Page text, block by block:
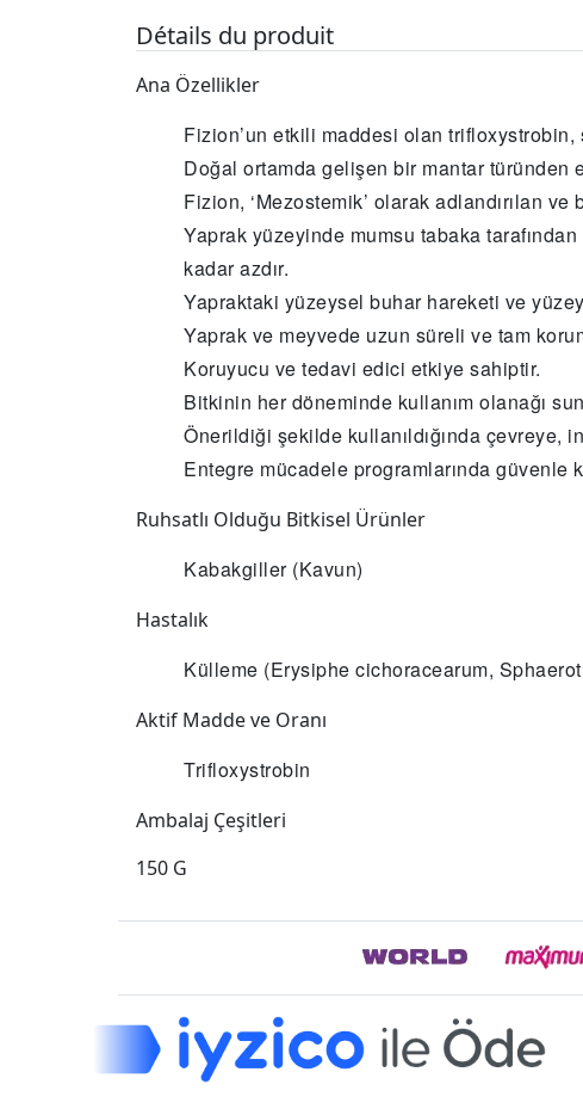
Détails du produit
Ana Özellikler
Fizion’un etkili maddesi olan
Doğal ortamda gelişen bir mantar
Fizion, ‘Mezostemik’ olarak adlandırılan
Yaprak yüzeyinde mumsu tabaka
kadar azdır.
Yapraktaki yüzeysel buhar hareketi ve
Yaprak ve meyvede uzun süreli ve tam
Koruyucu ve tedavi edici etkiye sahiptir.
Bitkinin her döneminde kullanım olanağı
Önerildiği şekilde kullanıldığında çevreye,
Entegre mücadele programlarında güvenle
Ruhsatlı Olduğu Bitkisel Ürünler
Kabakgiller (Kavun)
Hastalık
Külleme (Erysiphe cichoracearum,
Aktif Madde ve Oranı
Trifloxystrobin
Ambalaj Çeşitleri
150 G